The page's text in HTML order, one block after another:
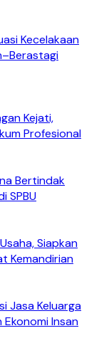
Kecelakaan
Kejati,
Profesional
Bertindak
SPBU
Siapkan
Kemandirian
Jasa Keluarga
Insan